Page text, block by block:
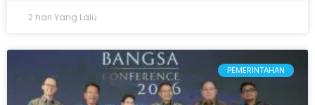
2 hari Yang Lalu
PEMERINTAHAN